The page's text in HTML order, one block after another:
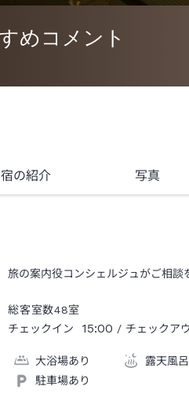
めコメント
宿の紹介 写真
旅の案内役コンシェルジュがご相談
総客室数48室
チェックイン
15:00 / チェックア
大浴場あり 露天風
駐車場あり